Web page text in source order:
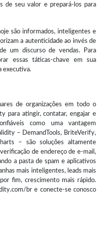
de seu valor e prepará-los para
são informados, inteligentes e
a autenticidade ao invés de
um discurso de vendas. Para
essas táticas-chave em sua
executiva.
de organizações em todo o
para atingir, contatar, engajar e
como uma vantagem
– DemandTools, BriteVerify,
– são soluções altamente
de endereço de e-mail,
a pasta de spam e aplicativos
mais inteligentes, leads mais
fim, crescimento mais rápido.
br e conecte-se conosco